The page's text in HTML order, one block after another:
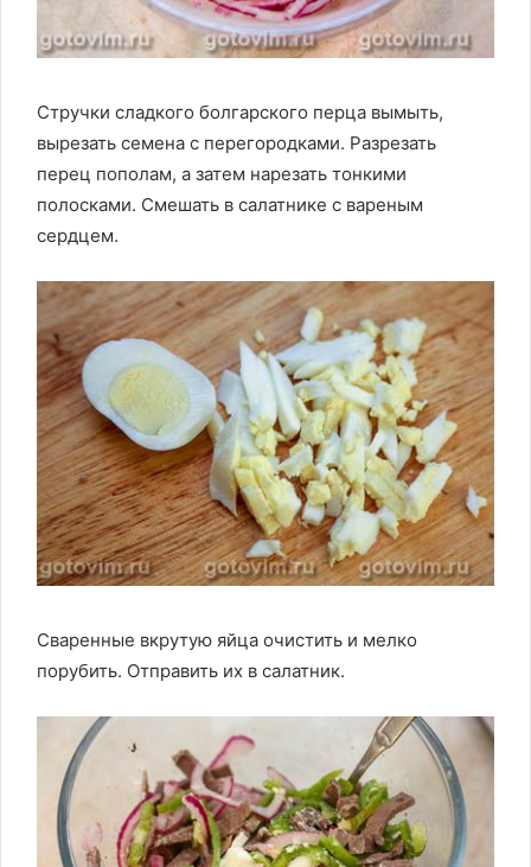
Стручки сладкого болгарского перца вымыть,
вырезать семена с перегородками. Разрезать
перец пополам, а затем нарезать тонкими
полосками. Смешать в салатнике с вареным
сердцем.
Сваренные вкрутую яйца очистить и мелко
порубить. Отправить их в салатник.